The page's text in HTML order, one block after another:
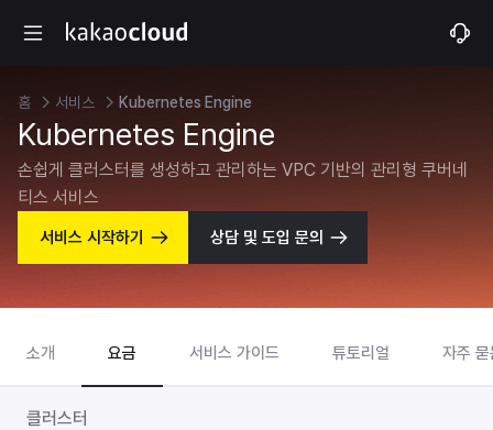
홈 서비스 Kubernetes Engine
Kubernetes Engine
손쉽게 클러스터를 생성하고 관리하는 VPC 기반의 관리형 쿠버네
티스 서비스
서비스 시작하기 상담 및 도입 문의
소개 요금 서비스 가이드 튜토리얼 자주
클러스터